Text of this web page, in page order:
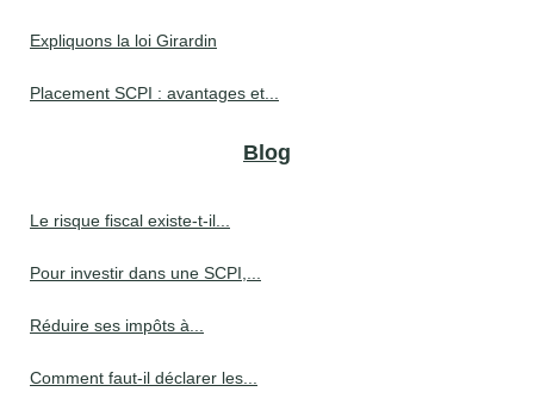
Expliquons la loi Girardin
Placement SCPI : avantages et...
Blog
Le risque fiscal existe-t-il...
Pour investir dans une SCPI,...
Réduire ses impôts à...
Comment faut-il déclarer les...